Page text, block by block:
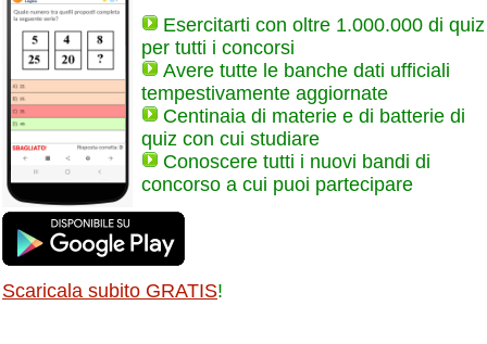
Esercitarti con oltre 1.000.000 di quiz
per tutti i concorsi
Avere tutte le banche dati ufficiali
tempestivamente aggiornate
Centinaia di materie e di batterie di
quiz con cui studiare
Conoscere tutti i nuovi bandi di
concorso a cui puoi partecipare
Scaricala subito GRATIS!